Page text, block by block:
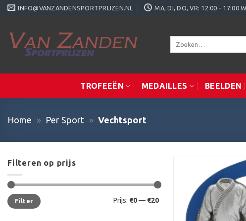
Ga
INFO@VANZANDENSPORTPRIJZEN.NL MA, DI, DO, VR: 12:00 - 17:00
Zoeken
TROFEEËN MEDAILLES BEELDEN
Home » Per Sport » Vechtsport
Filteren op prijs
Min.
prijs
Max.
prijsFilter Prijs: €0— €20